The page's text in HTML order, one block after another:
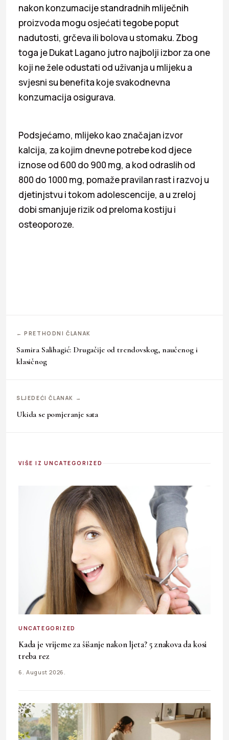
nakon konzumacije standradnih mliječnih
proizvoda mogu osjećati tegobe poput
nadutosti, grčeva ili bolova u stomaku. Zbog
toga je Dukat Lagano jutro najbolji izbor za one
koji ne žele odustati od uživanja u mlijeku a
svjesni su benefita koje svakodnevna
konzumacija osigurava.
Podsjećamo, mlijeko kao značajan izvor
kalcija, za kojim dnevne potrebe kod djece
iznose od 600 do 900 mg, a kod odraslih od
800 do 1000 mg, pomaže pravilan rast i razvoj u
djetinjstvu i tokom adolescencije, a u zreloj
dobi smanjuje rizik od preloma kostiju i
osteoporoze.
← PRETHODNI ČLANAK
Samira Salihagić: Drugačije od trendovskog, naučenog i
klasičnog
SLJEDEĆI ČLANAK →
Ukida se pomjeranje sata
VIŠE IZ UNCATEGORIZED
UNCATEGORIZED
Kada je vrijeme za šišanje nakon ljeta? 5 znakova da kosi
treba rez
6. August 2026.